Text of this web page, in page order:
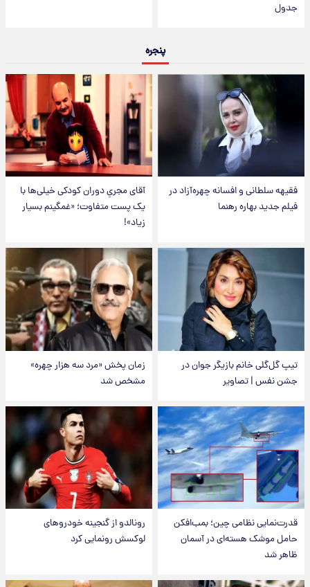
جدول
پنجره
فقیهه سلطانی و افسانه چهره‌آزاد در
فیلم جدید بهاره رهنما
آقای مجریِ دوران کودکی خیلی‌ها با
یک پست متفاوت؛ «غمگینم بسیار
زیاد»!
تیپ گل‌گلی خانم بازیگر جوان در
جشن نفس | تصاویر
زمان پخش «مرد سه هزار چهره»
مشخص شد
قدرت‌نمایی نظامی چین؛ بمب‌افکن
حامل موشک هسته‌ای در آسمان
ظاهر شد
رونالدو از گنجینه خودروهای
لوکسش رونمایی کرد